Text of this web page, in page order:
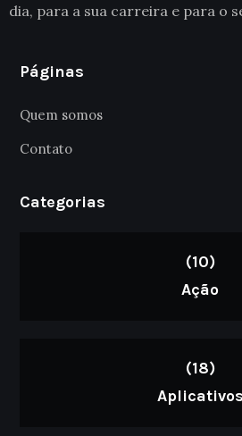
dia, para a sua carreira e para o
Páginas
Quem somos
Contato
Categorias
(10)
Ação
(18)
Aplicativos